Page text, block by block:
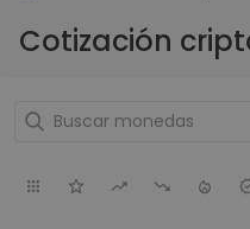
Cotización